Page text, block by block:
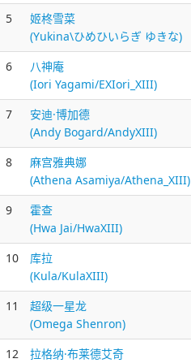
5
姬柊雪菜
(Yukina\ひめひいらぎ ゆきな)
6
八神庵
(Iori Yagami/EXIori_XIII)
7
安迪·博加德
(Andy Bogard/AndyXIII)
8
麻宫雅典娜
(Athena Asamiya/Athena_XIII)
9
霍查
(Hwa Jai/HwaXIII)
10
库拉
(Kula/KulaXIII)
11
超级一星龙
(Omega Shenron)
12
拉格纳·布莱德艾奇